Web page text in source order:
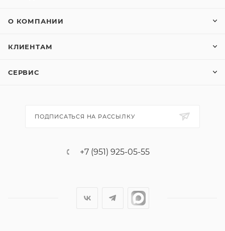
О КОМПАНИИ
КЛИЕНТАМ
СЕРВИС
ПОДПИСАТЬСЯ НА РАССЫЛКУ
+7 (951) 925-05-55